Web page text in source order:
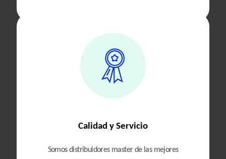
Calidad y Servicio
Somos distribuidores master de las mejores